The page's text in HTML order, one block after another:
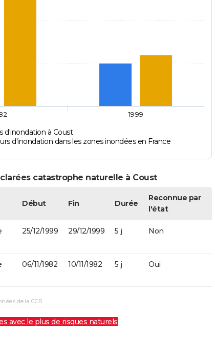
d'inondation à Coust
d'inondation dans les zones inondées en France
1999
catastrophe naturelle à Coust
Début Fin Durée
Reconnue par
l'état
25/12/1999 29/12/1999 5 j Non
06/11/1982 10/11/1982 5 j Oui
de la CCR
avec le plus de risques naturels